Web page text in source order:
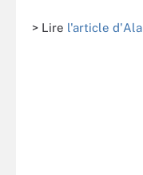
> Lire l'article